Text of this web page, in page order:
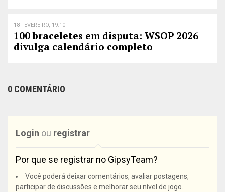
18 FEVEREIRO, 19:10
100 braceletes em disputa: WSOP 2026
divulga calendário completo
0 COMENTÁRIO
Login ou registrar
Por que se registrar no GipsyTeam?
Você poderá deixar comentários, avaliar postagens,
participar de discussões e melhorar seu nível de jogo.